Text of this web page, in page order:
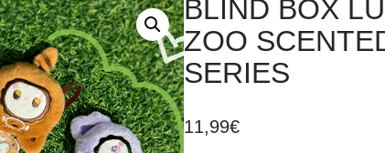
BLIND BOX
ZOO
SERIES
11,99€